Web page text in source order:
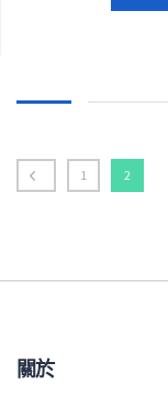
1 2
關於